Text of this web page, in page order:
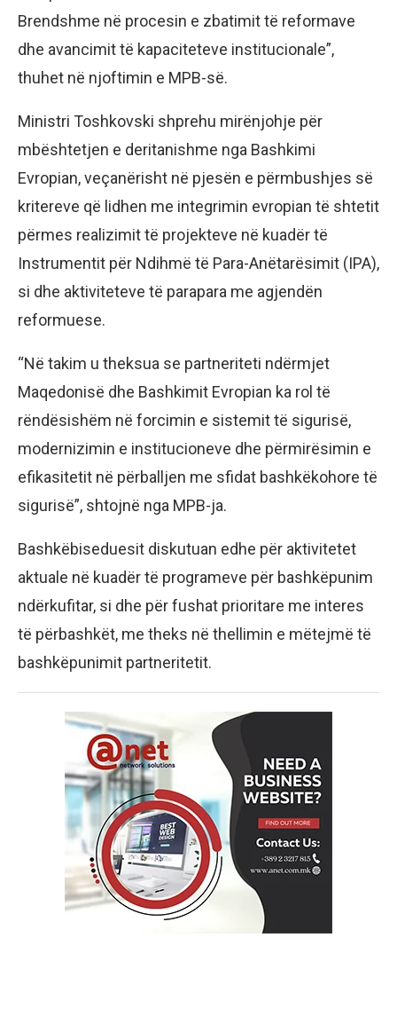
Brendshme në procesin e zbatimit të reformave
dhe avancimit të kapaciteteve institucionale”,
thuhet në njoftimin e MPB-së.
Ministri Toshkovski shprehu mirënjohje për
mbështetjen e deritanishme nga Bashkimi
Evropian, veçanërisht në pjesën e përmbushjes së
kritereve që lidhen me integrimin evropian të shtetit
përmes realizimit të projekteve në kuadër të
Instrumentit për Ndihmë të Para-Anëtarësimit (IPA),
si dhe aktiviteteve të parapara me agjendën
reformuese.
“Në takim u theksua se partneriteti ndërmjet
Maqedonisë dhe Bashkimit Evropian ka rol të
rëndësishëm në forcimin e sistemit të sigurisë,
modernizimin e institucioneve dhe përmirësimin e
efikasitetit në përballjen me sfidat bashkëkohore të
sigurisë”, shtojnë nga MPB-ja.
Bashkëbiseduesit diskutuan edhe për aktivitetet
aktuale në kuadër të programeve për bashkëpunim
ndërkufitar, si dhe për fushat prioritare me interes
të përbashkët, me theks në thellimin e mëtejmë të
bashkëpunimit partneritetit.